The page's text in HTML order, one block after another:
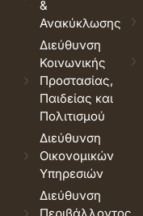
&
Ανακύκλωσης
Διεύθυνση
Κοινωνικής
Προστασίας,
Παιδείας και
Πολιτισμού
Διεύθυνση
Οικονομικών
Υπηρεσιών
Διεύθυνση